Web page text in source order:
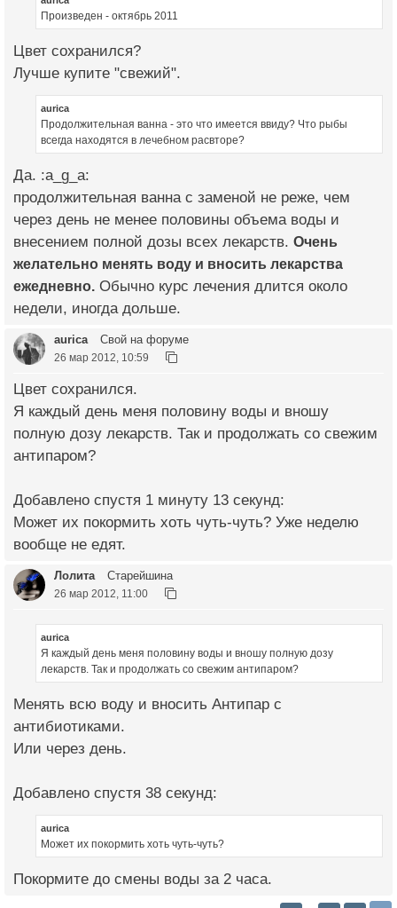
Произведен - октябрь 2011
Цвет сохранился?
Лучше купите "свежий".
aurica
Продолжительная ванна - это что имеется ввиду? Что рыбы
всегда находятся в лечебном расвторе?
Да. :a_g_a:
продолжительная ванна с заменой не реже, чем
через день не менее половины объема воды и
внесением полной дозы всех лекарств. Очень
желательно менять воду и вносить лекарства
ежедневно. Обычно курс лечения длится около
недели, иногда дольше.
aurica Свой на форуме
26 мар 2012, 10:59
Цвет сохранился.
Я каждый день меня половину воды и вношу
полную дозу лекарств. Так и продолжать со свежим
антипаром?
Добавлено спустя 1 минуту 13 секунд:
Может их покормить хоть чуть-чуть? Уже неделю
вообще не едят.
Лолита Старейшина
26 мар 2012, 11:00
aurica
Я каждый день меня половину воды и вношу полную дозу
лекарств. Так и продолжать со свежим антипаром?
Менять всю воду и вносить Антипар с
антибиотиками.
Или через день.
Добавлено спустя 38 секунд:
aurica
Может их покормить хоть чуть-чуть?
Покормите до смены воды за 2 часа.